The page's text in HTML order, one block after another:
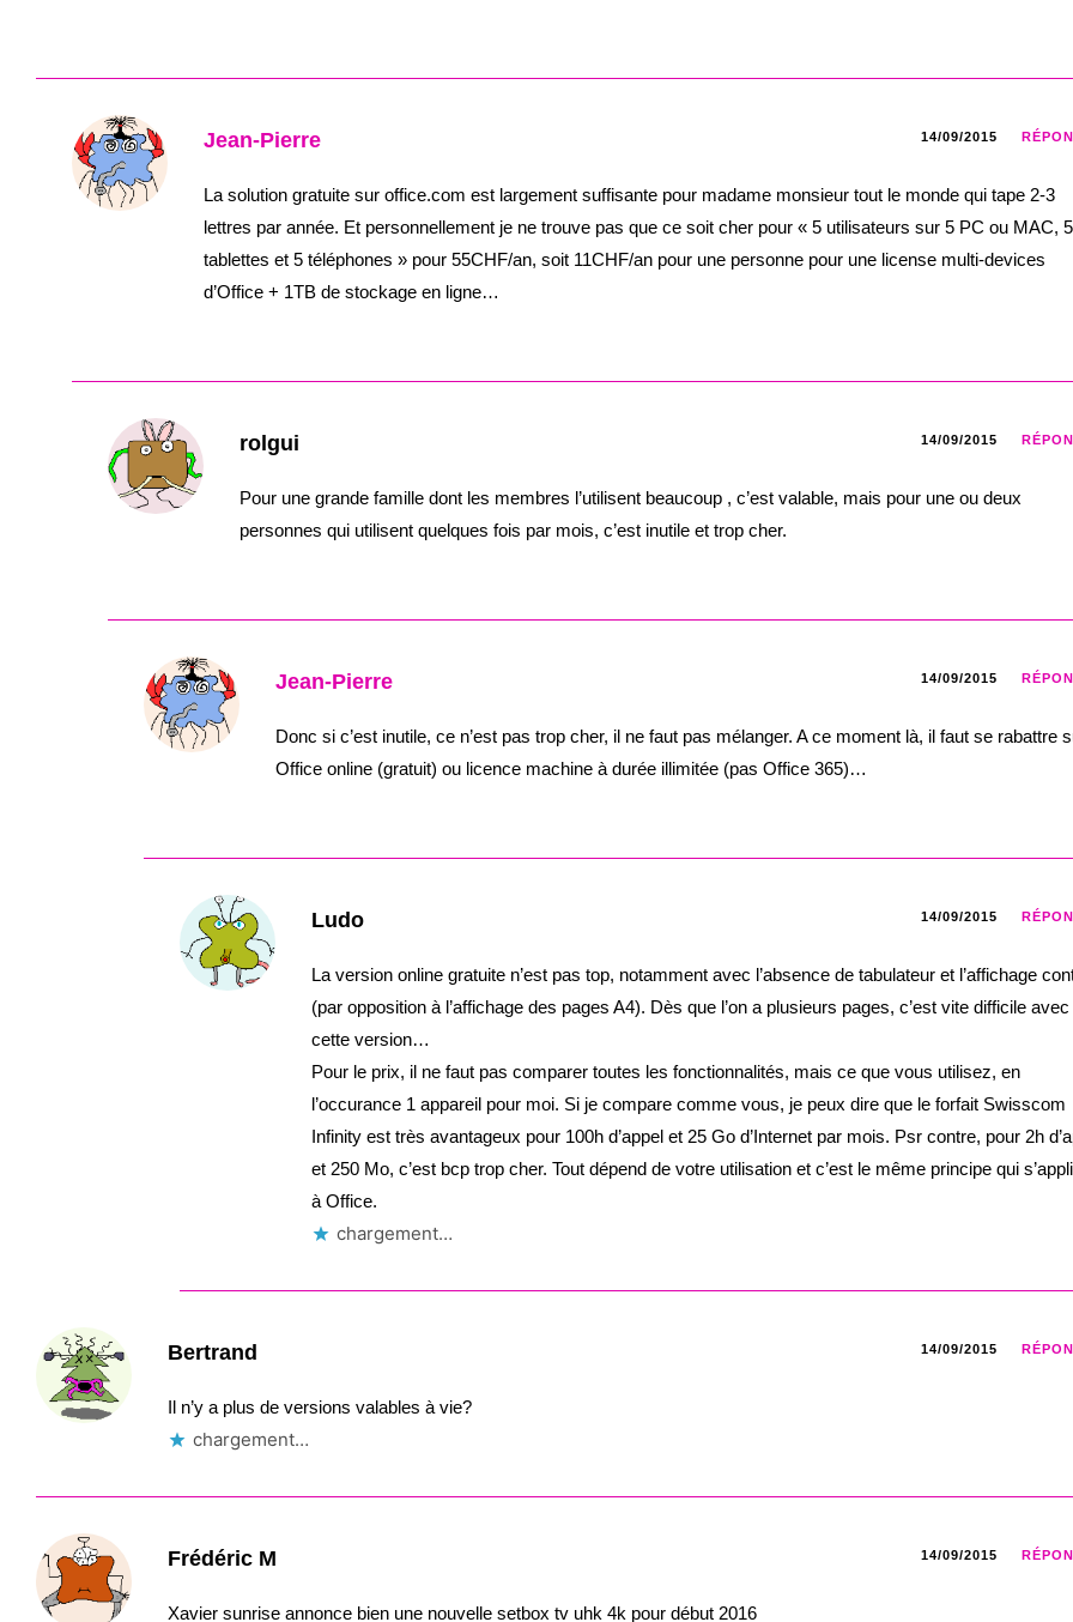
Jean-Pierre 14/09/2015
La solution gratuite sur office.com est largement suffisante pour madame monsieur tout le monde qui tape 2-3
lettres par année. Et personnellement je ne trouve pas que ce soit cher pour « 5 utilisateurs sur 5 PC ou MAC, 5
tablettes et 5 téléphones » pour 55CHF/an, soit 11CHF/an pour une personne pour une license multi-devices
d’Office + 1TB de stockage en ligne…
rolgui 14/09/2015
Pour une grande famille dont les membres l’utilisent beaucoup , c’est valable, mais pour une ou deux
personnes qui utilisent quelques fois par mois, c’est inutile et trop cher.
Jean-Pierre 14/09/2015
Donc si c’est inutile, ce n’est pas trop cher, il ne faut pas mélanger. A ce moment là, il faut se rabattre
Office online (gratuit) ou licence machine à durée illimitée (pas Office 365)…
Ludo 14/09/2015
La version online gratuite n’est pas top, notamment avec l’absence de tabulateur et l’affichage
(par opposition à l’affichage des pages A4). Dès que l’on a plusieurs pages, c’est vite difficile avec
cette version…
Pour le prix, il ne faut pas comparer toutes les fonctionnalités, mais ce que vous utilisez, en
l’occurance 1 appareil pour moi. Si je compare comme vous, je peux dire que le forfait Swisscom
Infinity est très avantageux pour 100h d’appel et 25 Go d’Internet par mois. Psr contre, pour 2h
et 250 Mo, c’est bcp trop cher. Tout dépend de votre utilisation et c’est le même principe qui
à Office.
chargement…
Bertrand 14/09/2015
Il n’y a plus de versions valables à vie?
chargement…
Frédéric M 14/09/2015
Xavier sunrise annonce bien une nouvelle setbox tv uhk 4k pour début 2016